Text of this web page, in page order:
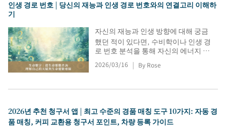
인생 경로 번호 | 당신의 재능과 인생 경로 번호와의 연결고리 이해하
기
자신의 재능과 인생 방향에 대해 궁금
했던 적이 있다면, 수비학이나 인생 경
로 번호 분석을 통해 자신의 에너지 특
성을 빠르게 파악할 수 있습니다. 이
글에서는 간단한 계산부터 인생 경로
분석에 도움이 되는 10가지 핵심 도구
번호와 수비학적 의미를 탐구하고, 더
깊이 이해함으로써 인생 청사진의 가
2026/03/16 By Rose
2026년 추천 청구서 앱 | 최고 수준의 경품 매칭 도구 10가지: 자동 경
품 매칭, 커피 교환용 청구서 포인트, 차량 등록 가이드